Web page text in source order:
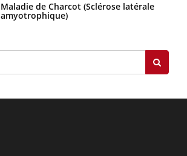
Maladie de Charcot (Sclérose latérale
amyotrophique)